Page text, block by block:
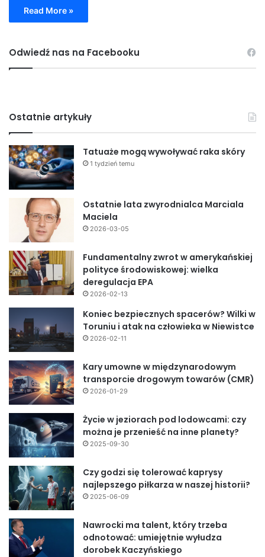
Read More »
Odwiedź nas na Facebooku
Ostatnie artykuły
Tatuaże mogą wywoływać raka skóry
1 tydzień temu
Ostatnie lata zwyrodnialca Marciala
Maciela
2026-03-05
Fundamentalny zwrot w amerykańskiej
polityce środowiskowej: wielka
deregulacja EPA
2026-02-13
Koniec bezpiecznych spacerów? Wilki w
Toruniu i atak na człowieka w Niewistce
2026-02-11
Kary umowne w międzynarodowym
transporcie drogowym towarów (CMR)
2026-01-29
Życie w jeziorach pod lodowcami: czy
można je przenieść na inne planety?
2025-09-30
Czy godzi się tolerować kaprysy
najlepszego piłkarza w naszej historii?
2025-06-09
Nawrocki ma talent, który trzeba
odnotować: umiejętnie wyłudza
dorobek Kaczyńskiego